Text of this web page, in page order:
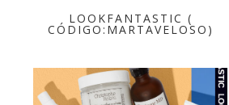
LOOKFANTASTIC (
CÓDIGO:MARTAVELOSO)